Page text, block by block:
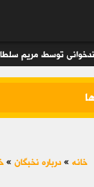
توسط مریم
خانه » درباره نخبگان »